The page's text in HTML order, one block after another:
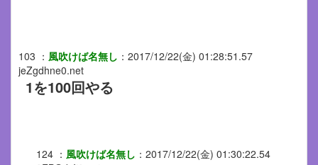
103 ： 風吹けば名無し ： 2017/12/22(金) 01:28:51.57
jeZgdhne0.net
1を100回やる
124 ： 風吹けば名無し ： 2017/12/22(金) 01:30:22.54